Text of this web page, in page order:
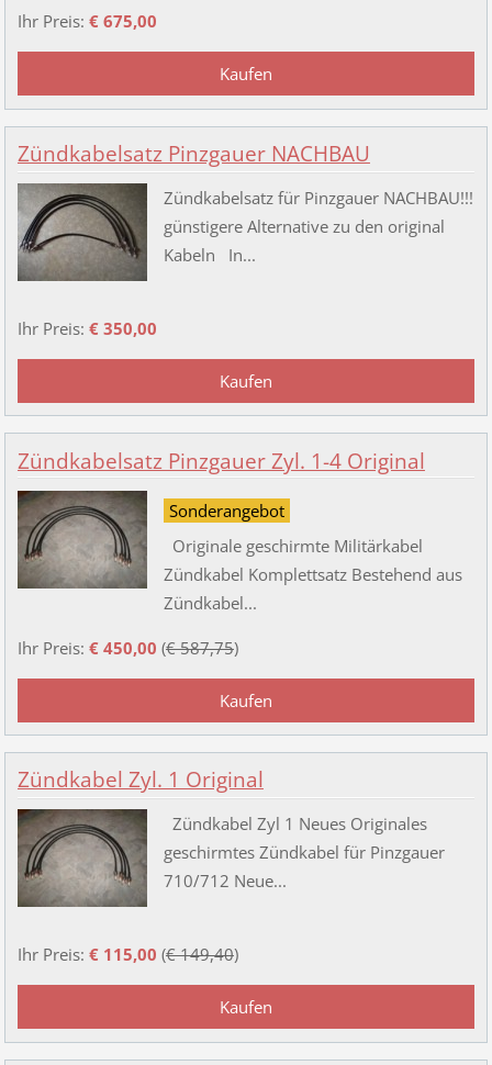
Ihr Preis: € 675,00
Zündkabelsatz Pinzgauer NACHBAU
Zündkabelsatz für Pinzgauer NACHBAU!!!
günstigere Alternative zu den original
Kabeln In...
Ihr Preis: € 350,00
Zündkabelsatz Pinzgauer Zyl. 1-4 Original
Sonderangebot
Originale geschirmte Militärkabel
Zündkabel Komplettsatz Bestehend aus
Zündkabel...
Ihr Preis: € 450,00 (€ 587,75)
Zündkabel Zyl. 1 Original
Zündkabel Zyl 1 Neues Originales
geschirmtes Zündkabel für Pinzgauer
710/712 Neue...
Ihr Preis: € 115,00 (€ 149,40)